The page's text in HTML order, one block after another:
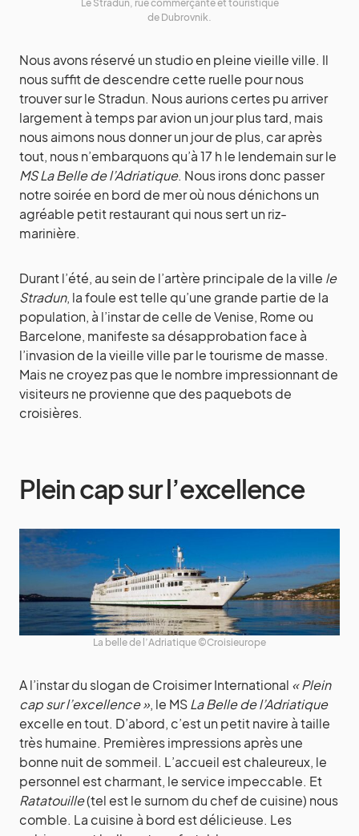
Le Stradun, rue commerçante et touristique
de Dubrovnik.
Nous avons réservé un studio en pleine vieille ville. Il
nous suffit de descendre cette ruelle pour nous
trouver sur le Stradun. Nous aurions certes pu arriver
largement à temps par avion un jour plus tard, mais
nous aimons nous donner un jour de plus, car après
tout, nous n’embarquons qu’à 17 h le lendemain sur le
MS La Belle de l’Adriatique. Nous irons donc passer
notre soirée en bord de mer où nous dénichons un
agréable petit restaurant qui nous sert un riz-
marinière.
Durant l’été, au sein de l’artère principale de la ville le
Stradun, la foule est telle qu’une grande partie de la
population, à l’instar de celle de Venise, Rome ou
Barcelone, manifeste sa désapprobation face à
l’invasion de la vieille ville par le tourisme de masse.
Mais ne croyez pas que le nombre impressionnant de
visiteurs ne provienne que des paquebots de
croisières.
Plein cap sur l’excellence
La belle de l’Adriatique ©Croisieurope
A l’instar du slogan de Croisimer International « Plein
cap sur l’excellence », le MSLa Belle de l’Adriatique
excelle en tout. D’abord, c’est un petit navire à taille
très humaine. Premières impressions après une
bonne nuit de sommeil. L’accueil est chaleureux, le
personnel est charmant, le service impeccable. Et
Ratatouille(tel est le surnom du chef de cuisine) nous
comble. La cuisine à bord est délicieuse. Les